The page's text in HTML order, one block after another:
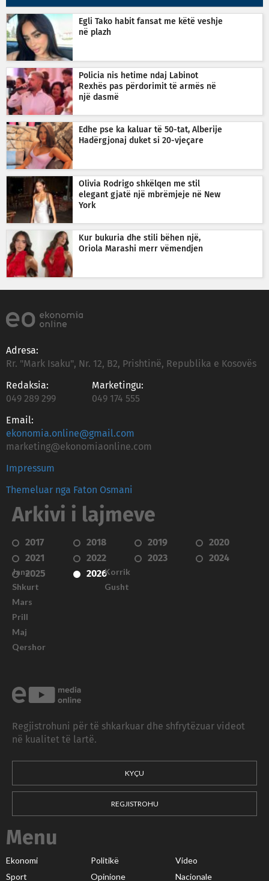
Egli Tako habit fansat me këtë veshje
në plazh
Policia nis hetime ndaj Labinot
Rexhës pas përdorimit të armës në
një dasmë
Edhe pse ka kaluar të 50-tat, Alberije
Hadërgjonaj duket si 20-vjeçare
Olivia Rodrigo shkëlqen me stil
elegant gjatë një mbrëmjeje në New
York
Kur bukuria dhe stili bëhen një,
Oriola Marashi merr vëmendjen
Adresa:
Rr. "Mark Isaku", Nr. 12, B2, Prishtinë, Republika e Kosovës
Redaksia:
049 289 299
Marketingu:
049 174 555
Email:
ekonomia.online@gmail.com
marketing@ekonomiaonline.com
Impressum
Themeluar nga Faton Osmani
Arkivi i lajmeve
2017 2018 2019
2020
2021
2022 2023
2024
2025
2026
Janar
Shkurt
Mars
Prill
Maj
Qershor
Korrik
Gusht
Regjistrohuni për të shkarkuar dhe shfrytëzuar videot
në kualitet të lartë.
KYÇU
REGJISTROHU
Menu
Ekonomi Politikë
Video
Sport
Opinione Nacionale